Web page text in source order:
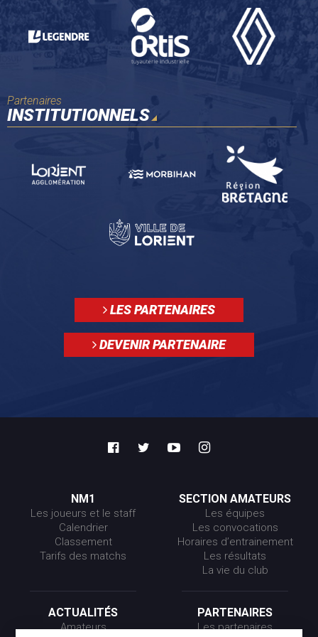
Partenaires
INSTITUTIONNELS
LES PARTENAIRES
DEVENIR PARTENAIRE
NM1
Les joueurs et le staff
Calendrier
Classement
Tarifs des matchs
SECTION AMATEURS
Les équipes
Les convocations
Horaires d’entrainement
Les résultats
La vie du club
ACTUALITÉS
Amateurs
PARTENAIRES
Les partenaires